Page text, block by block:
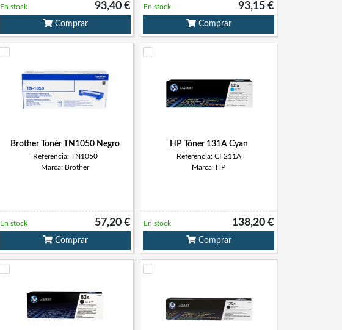
93,40 €
En stock
Comprar
93,15 €
En stock
Comprar
Brother Tonér TN1050 Negro
Referencia: TN1050
Marca: Brother
57,20 €
En stock
Comprar
HP Tóner 131A Cyan
Referencia: CF211A
Marca: HP
138,20 €
En stock
Comprar